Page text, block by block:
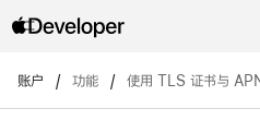
账户 / 功能 / 使用 TLS 证书与